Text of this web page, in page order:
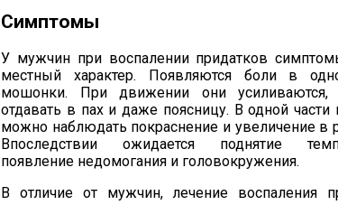
Симптомы
У мужчин при воспалении придатков
местный характер. Появляются боли в
мошонки. При движении они усиливаются,
отдавать в пах и даже поясницу. В одной
можно наблюдать покраснение и увеличение в
Впоследствии ожидается поднятие
появление недомогания и головокружения.
В отличие от мужчин, лечение воспаления